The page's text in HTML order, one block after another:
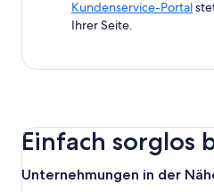
Kundenservice-Portal
Ihrer Seite.
Einfach sorglos
Unternehmungen in der